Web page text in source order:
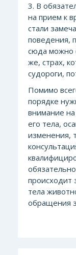
3. В
на прием к
стали
поведения,
сюда можно
же, страх,
судороги,
Помимо
порядке
внимание
его тела,
изменения,
происходит
тела
обращения